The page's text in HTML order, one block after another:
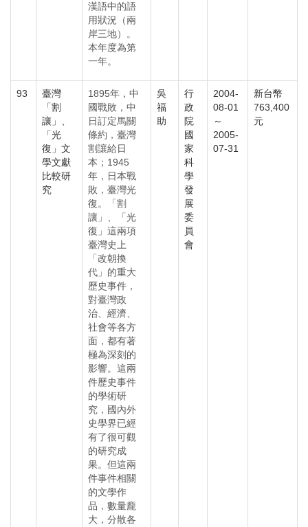
漢語中的語
用狀況（兩
岸三地）。
本年度為第
一年。
93
臺灣
「割
讓」、
「光
復」文
學文獻
比較研
究
1895年，中
國戰敗，中
日訂定馬關
條約，臺灣
割讓給日
本；1945
年，日本戰
敗，臺灣光
復。「割
讓」、「光
復」這兩項
臺灣史上
「改朝換
代」的重大
歷史事件，
對臺灣政
治、經濟、
社會等各方
面，都有著
極為深刻的
影響。這兩
件歷史事件
的學術研
究，國內外
史學界已經
有了很可觀
的研究成
果。但這兩
件事件相關
的文學作
品，數量龐
大，分散各
吳
福
助
行
政
院
國
家
科
學
發
展
委
員
會
2004-
08-01
～
2005-
07-31
新台幣
763,400
元